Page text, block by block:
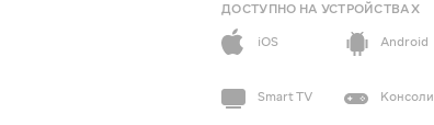
ДОСТУПНО НА УСТРОЙСТВАХ
iOS
Android
Smart TV Консоли